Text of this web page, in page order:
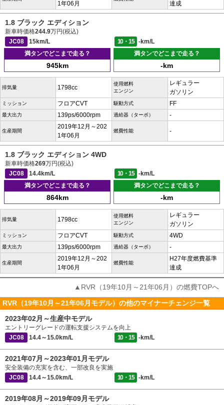
1年06月 達成
1.8 ブラック エディション
新車時価格244.9万円(税込)
JC08
15km/L 10・15
-km/L
満タンでどこまで走る？
945km
満タンでどこまで走る？
-km
排気量 1798cc
使用燃料
エンジン
レギュラー
ガソリン
ミッション フロアCVT 駆動方式 FF
最大出力 139ps/6000rpm 過給器（ターボ） -
生産期間
2019年12月～202
1年06月
燃費性能 -
1.8 ブラック エディション 4WD
新車時価格269万円(税込)
JC08
14.4km/L 10・15
-km/L
満タンでどこまで走る？
864km
満タンでどこまで走る？
-km
排気量 1798cc
使用燃料
エンジン
レギュラー
ガソリン
ミッション フロアCVT 駆動方式 4WD
最大出力 139ps/6000rpm 過給器（ターボ） -
生産期間
2019年12月～202
1年06月
燃費性能
H27年度燃費基準
達成
▲RVR（19年10月～21年06月）の燃費TOPへ
RVR（19年10月～21年06月モデル）の他のマイナーチェンジ一覧
2023年02月～生産中モデル
エントリーグレードの運転支援システムを向上
JC08
14.4～15.0km/L 10・15 -km/L
2021年07月～2023年01月モデル
安全装備の充実を含む、一部改良を実施
JC08
14.4～15.0km/L 10・15 -km/L
2019年08月～2019年09月モデル